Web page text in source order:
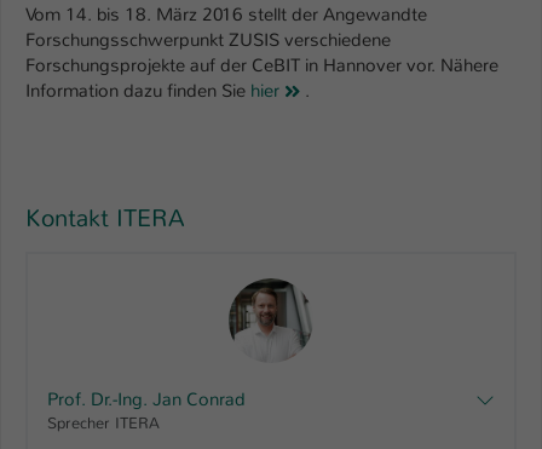
Vom 14. bis 18. März 2016 stellt der Angewandte
Forschungsschwerpunkt ZUSIS verschiedene
Forschungsprojekte auf der CeBIT in Hannover vor. Nähere
Information dazu finden Sie hier .
Kontakt ITERA
Prof. Dr.-Ing. Jan Conrad
Sprecher ITERA